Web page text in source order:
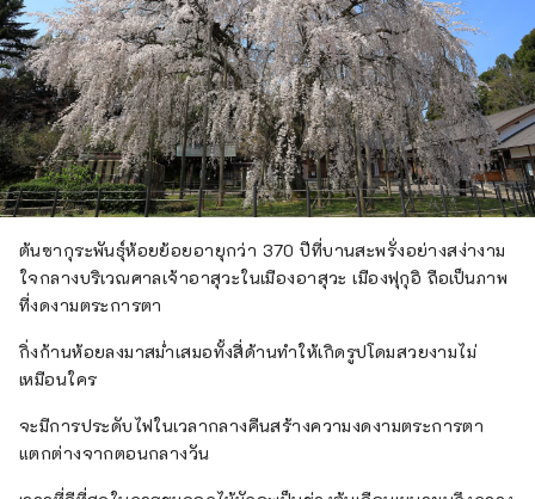
ต้นซากุระพันธุ์ห้อยย้อยอายุกว่า 370 ปีที่บานสะพรั่งอย่างสง่างาม
ใจกลางบริเวณศาลเจ้าอาสุวะในเมืองอาสุวะ เมืองฟุกุอิ ถือเป็นภาพ
ที่งดงามตระการตา
กิ่งก้านห้อยลงมาสม่ำเสมอทั้งสี่ด้านทำให้เกิดรูปโดมสวยงามไม่
เหมือนใคร
จะมีการประดับไฟในเวลากลางคืนสร้างความงดงามตระการตา
แตกต่างจากตอนกลางวัน